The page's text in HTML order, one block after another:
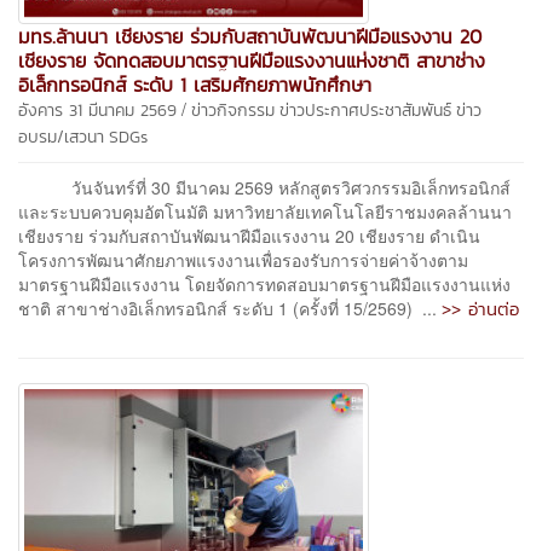
มทร.ล้านนา เชียงราย ร่วมกับสถาบันพัฒนาฝีมือแรงงาน 20
เชียงราย จัดทดสอบมาตรฐานฝีมือแรงงานแห่งชาติ สาขาช่าง
อิเล็กทรอนิกส์ ระดับ 1 เสริมศักยภาพนักศึกษา
อังคาร 31 มีนาคม 2569 / ข่าวกิจกรรมข่าวประกาศประชาสัมพันธ์ข่าว
อบรม/เสวนาSDGs
วันจันทร์ที่ 30 มีนาคม 2569 หลักสูตรวิศวกรรมอิเล็กทรอนิกส์
และระบบควบคุมอัตโนมัติ มหาวิทยาลัยเทคโนโลยีราชมงคลล้านนา
เชียงราย ร่วมกับสถาบันพัฒนาฝีมือแรงงาน 20 เชียงราย ดำเนิน
โครงการพัฒนาศักยภาพแรงงานเพื่อรองรับการจ่ายค่าจ้างตาม
มาตรฐานฝีมือแรงงาน โดยจัดการทดสอบมาตรฐานฝีมือแรงงานแห่ง
ชาติ สาขาช่างอิเล็กทรอนิกส์ ระดับ 1 (ครั้งที่ 15/2569) ... >> อ่านต่อ